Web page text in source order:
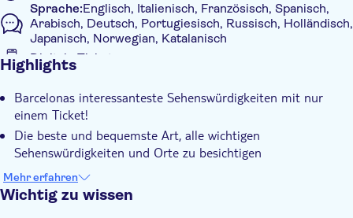
Plaça Catalunya
Casa Batlló - Museum Tàpies
Eixample
Bahnhof Sants
Plaça d'Espanya
Caixaforum - Pavelló Mies van der Rohe
Poble Espanyol
Museu Nacional d'Art de Catalunya
Ringella Olímpica
Fundació Joan Miró
Teleferic de Montjuïc
Sprache:Englisch, Italienisch, Französisch, Spanisch,
Arabisch, Deutsch, Portugiesisch, Russisch, Holländisch,
Japanisch, Norwegian, Katalanisch
Digitale Tickets
Zusätzliche Informationen
Sofortbestätigung
Highlights
Barcelonas interessanteste Sehenswürdigkeiten mit nur
einem Ticket!
Die beste und bequemste Art, alle wichtigen
Sehenswürdigkeiten und Orte zu besichtigen
Bewundern Sie die Denkmäler und Sehenswürdigkeiten,
während Sie dem umfassenden Audioguide in 16 Sprachen
lauschen
Mehr erfahren
Wichtig zu wissen